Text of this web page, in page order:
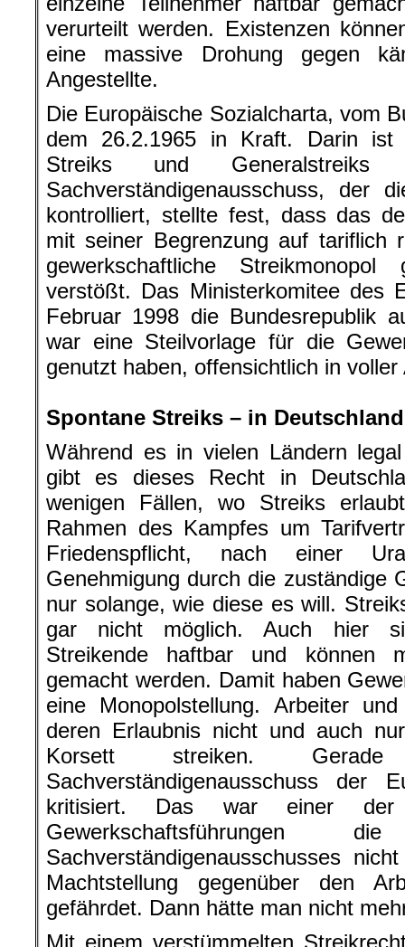
verurteilt werden. Existenzen
eine massive Drohung gegen
Angestellte.
Die Europäische Sozialcharta, vom
dem 26.2.1965 in Kraft. Darin ist
Streiks und
Sachverständigenausschuss, der
kontrolliert, stellte fest, dass das
mit seiner Begrenzung auf tariflich
gewerkschaftliche
verstößt. Das Ministerkomitee des
Februar 1998 die Bundesrepublik
war eine Steilvorlage für die
genutzt haben, offensichtlich in voller
Spontane Streiks – in
Während es in vielen Ländern
gibt es dieses Recht in
wenigen Fällen, wo Streiks
Rahmen des Kampfes um
Friedenspflicht, nach einer
Genehmigung durch die zuständige
nur solange, wie diese es will.
gar nicht möglich. Auch hier
Streikende haftbar und können
gemacht werden. Damit haben
eine Monopolstellung. Arbeiter
deren Erlaubnis nicht und auch
Korsett streiken.
Sachverständigenausschuss der
kritisiert. Das war einer
Gewerkschaftsführungen
Sachverständigenausschusses
Machtstellung gegenüber den
gefährdet. Dann hätte man nicht
Mit einem verstümmelten